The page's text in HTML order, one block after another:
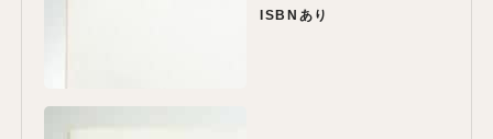
ISBNあり